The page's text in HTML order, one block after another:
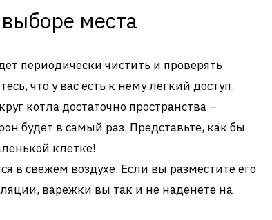
места
периодически чистить и проверять
что у вас есть к нему легкий доступ.
котла достаточно пространства –
будет в самый раз. Представьте, как бы
клетке!
в свежем воздухе. Если вы разместите его
варежки вы так и не наденете на